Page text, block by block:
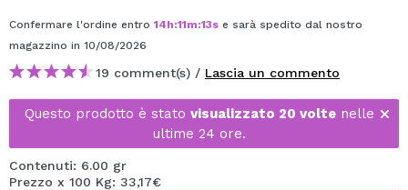
Confermare l'ordine entro 14h:11m:13s e sarà spedito dal nostro
magazzino in 10/08/2026
19 comment(s) / Lascia un commento
Questo prodotto è stato visualizzato 20 volte nelle
ultime 24 ore.
Contenuti: 6.00 gr
Prezzo x 100 Kg: 33,17€